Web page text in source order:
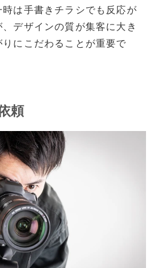
時は手書きチラシでも反応が
デザインの質が集客に大き
にこだわることが重要で
頼